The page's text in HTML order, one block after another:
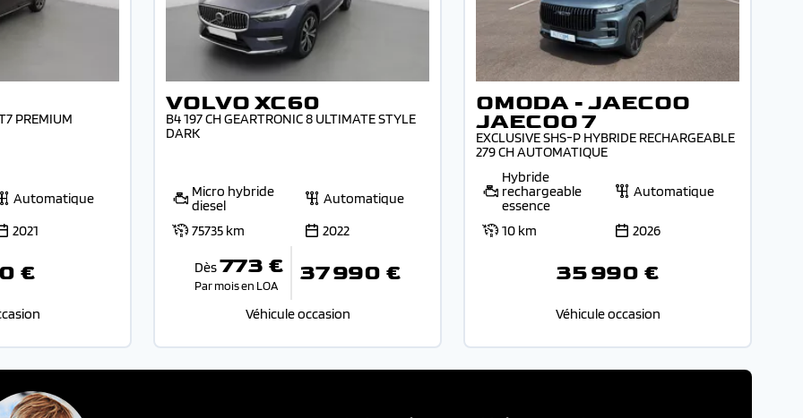
PREMIUM
Automatique
2021
€
VOLVO XC60
B4 197 CH GEARTRONIC 8 ULTIMATE STYLE
DARK
Micro hybride
diesel
Automatique
75735 km
2022
Dès773 €
Par mois en LOA 37 990 €
Véhicule occasion
OMODA - JAECOO
JAECOO 7
EXCLUSIVE SHS-P HYBRIDE RECHARGEABLE
279 CH AUTOMATIQUE
Hybride
rechargeable
essence
Automatique
10 km 2026
35 990 €
Véhicule occasion